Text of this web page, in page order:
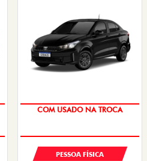
COM USADO NA TROCA
PESSOA FÍSICA